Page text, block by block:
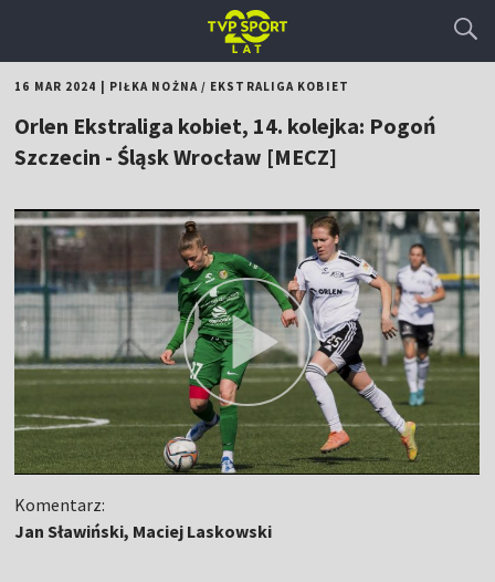
16 MAR 2024 PIŁKA NOŻNA/ EKSTRALIGA KOBIET
Orlen Ekstraliga kobiet, 14. kolejka: Pogoń
Szczecin - Śląsk Wrocław [MECZ]
Komentarz:
Jan Sławiński, Maciej Laskowski